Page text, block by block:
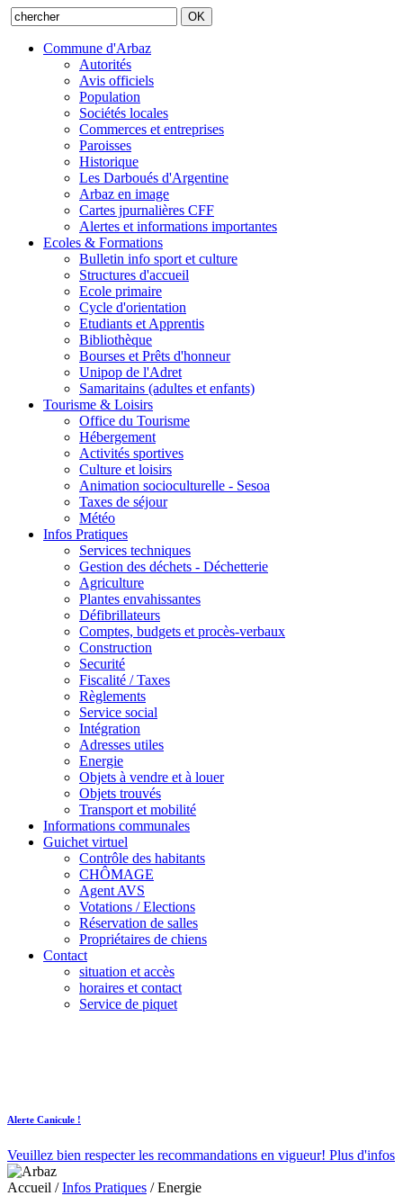
Commune d'Arbaz
Autorités
Avis officiels
Population
Sociétés locales
Commerces et entreprises
Paroisses
Historique
Les Darboués d'Argentine
Arbaz en image
Cartes jpurnalières CFF
Alertes et informations importantes
Ecoles & Formations
Bulletin info sport et culture
Structures d'accueil
Ecole primaire
Cycle d'orientation
Etudiants et Apprentis
Bibliothèque
Bourses et Prêts d'honneur
Unipop de l'Adret
Samaritains (adultes et enfants)
Tourisme & Loisirs
Office du Tourisme
Hébergement
Activités sportives
Culture et loisirs
Animation socioculturelle - Sesoa
Taxes de séjour
Météo
Infos Pratiques
Services techniques
Gestion des déchets - Déchetterie
Agriculture
Plantes envahissantes
Défibrillateurs
Comptes, budgets et procès-verbaux
Construction
Securité
Fiscalité / Taxes
Règlements
Service social
Intégration
Adresses utiles
Energie
Objets à vendre et à louer
Objets trouvés
Transport et mobilité
Informations communales
Guichet virtuel
Contrôle des habitants
CHÔMAGE
Agent AVS
Votations / Elections
Réservation de salles
Propriétaires de chiens
Contact
situation et accès
horaires et contact
Service de piquet
Alerte Canicule !
Veuillez bien respecter les recommandations en vigueur! Plus d'infos
Accueil /Infos Pratiques /Energie